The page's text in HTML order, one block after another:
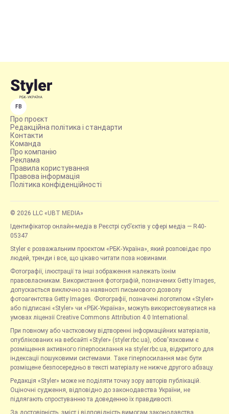
FB
Про проєкт
Редакційна політика і стандарти
Контакти
Команда
Про компанію
Реклама
Правила користування
Правова інформація
Політика конфіденційності
© 2026 LLC «UBT MEDIA»
Ідентифікатор онлайн-медіа в Реєстрі суб’єктів у сфері медіа — R40-
05347
Styler є розважальним проєктом «РБК-Україна», який розповідає про
людей, тренди і все, що цікаво читати поза новинами.
Фотографії, ілюстрації та інші зображення належать їхнім
правовласникам. Використання фотографій, позначених Getty Images,
допускається виключно за наявності письмового дозволу
фотоагентства Getty Images. Фотографії, позначені логотипом «Styler»
або підписані «Styler» чи «РБК-Україна», можуть використовуватися на
умовах ліцензії Creative Commons Attribution 4.0 International.
При повному або частковому відтворенні інформаційних матеріалів,
опублікованих на вебсайті «Styler» (styler.rbc.ua), обов'язковим є
розміщення активного гіперпосилання на styler.rbc.ua, відкритого для
індексації пошуковими системами. Таке гіперпосилання має бути
розміщене безпосередньо в тексті матеріалу не нижче другого абзацу.
Редакція «Styler» може не поділяти точку зору авторів публікацій.
Оціночні судження, відповідно до законодавства України, не
підлягають спростуванню та доведенню їх правдивості.
За достовірність, зміст і відповідність вимогам законодавства